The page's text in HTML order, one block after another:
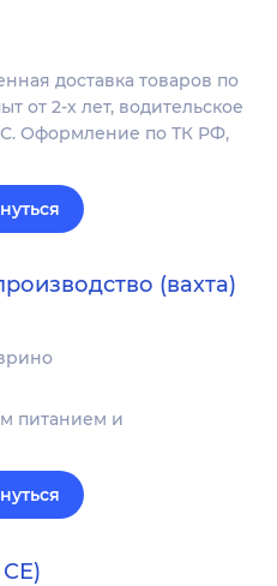
доставка товаров по
от 2-х лет, водительское
С. Оформление по ТК РФ,
(вахта)
питанием и
СЕ)